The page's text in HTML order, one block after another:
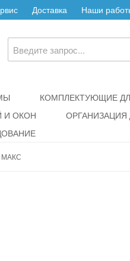
Доставка Наши
КОМПЛЕКТУЮЩИЕ
И ОКОН